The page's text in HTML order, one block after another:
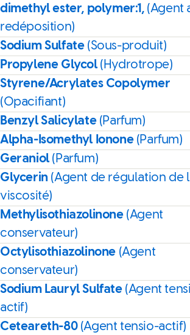
dimethyl ester, polymer:1, (Agent
redéposition)
Sodium Sulfate (Sous-produit)
Propylene Glycol(Hydrotrope)
Styrene/Acrylates Copolymer
(Opacifiant)
Benzyl Salicylate (Parfum)
Alpha-Isomethyl Ionone (Parfum)
Geraniol(Parfum)
Glycerin (Agent de régulation de
viscosité)
Methylisothiazolinone (Agent
conservateur)
Octylisothiazolinone (Agent
conservateur)
Sodium Lauryl Sulfate (Agent
actif)
Ceteareth-80 (Agent tensio-actif)